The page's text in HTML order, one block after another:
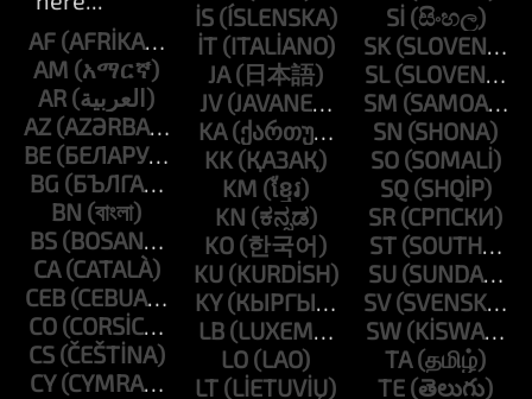
AF
AM
AR
AZ
BE
BG
BN
BS
CA
CEB
CO
CS
CY
IS
IT
JA
JV
KA
KK
KM
KN
KO
KU
KY
LB
LO
LT
SI
SK
SL
SM
SN
SO
SQ
SR
ST
SU
SV
SW
TA
TE